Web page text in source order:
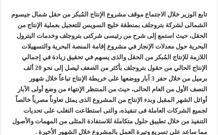
تابع الوزير خلال الاجتماع موقف مشروع الإنتاج المُبكر من حقل شمال جيسوم
الشمالى لشركة بتروجلف بمنطقة خليج السويس للتعجيل بعملية الإنتاج من
الحقل، حيث استمع إلى شرح من رئيسى شركتى بتروجلف وخدمات البترول
البحرية حول معدلات الإنجاز في مشروع إقامة المنصة البحرية والتسهيلات
اللازمة للإنتاج المُبكر من الحقل والذى يسهم في تحقيق زيادة في إجمالي
الإنتاج الحالي من حقول بتروجلف بأكثر من الضعف ليصل إلى نحو 20 ألف
برميل من خلال حفر 3 آبار ووضعها على خريطة الإنتاج تباعاً خلال شهور
النصف الأول من العام الحالى، حيث من المنتظر الإنتهاء من وضع أولى الآبار
أوائل الشهر المقبل وبدء الإنتاج من المشروع الذى يمثل تعاوناً مصرياً خالصاً
لجميع الشركات العاملة فى تنفيذه، والتى استطاعت التغلب على تحديات
التنفيذ من خلال تطبيق حلول متكاملة للاستفادة المثلى من المهمات والأصول
مما ساعد على تسريع وتيرة العمل بالمشروع خلال الشهور الأخيرة .